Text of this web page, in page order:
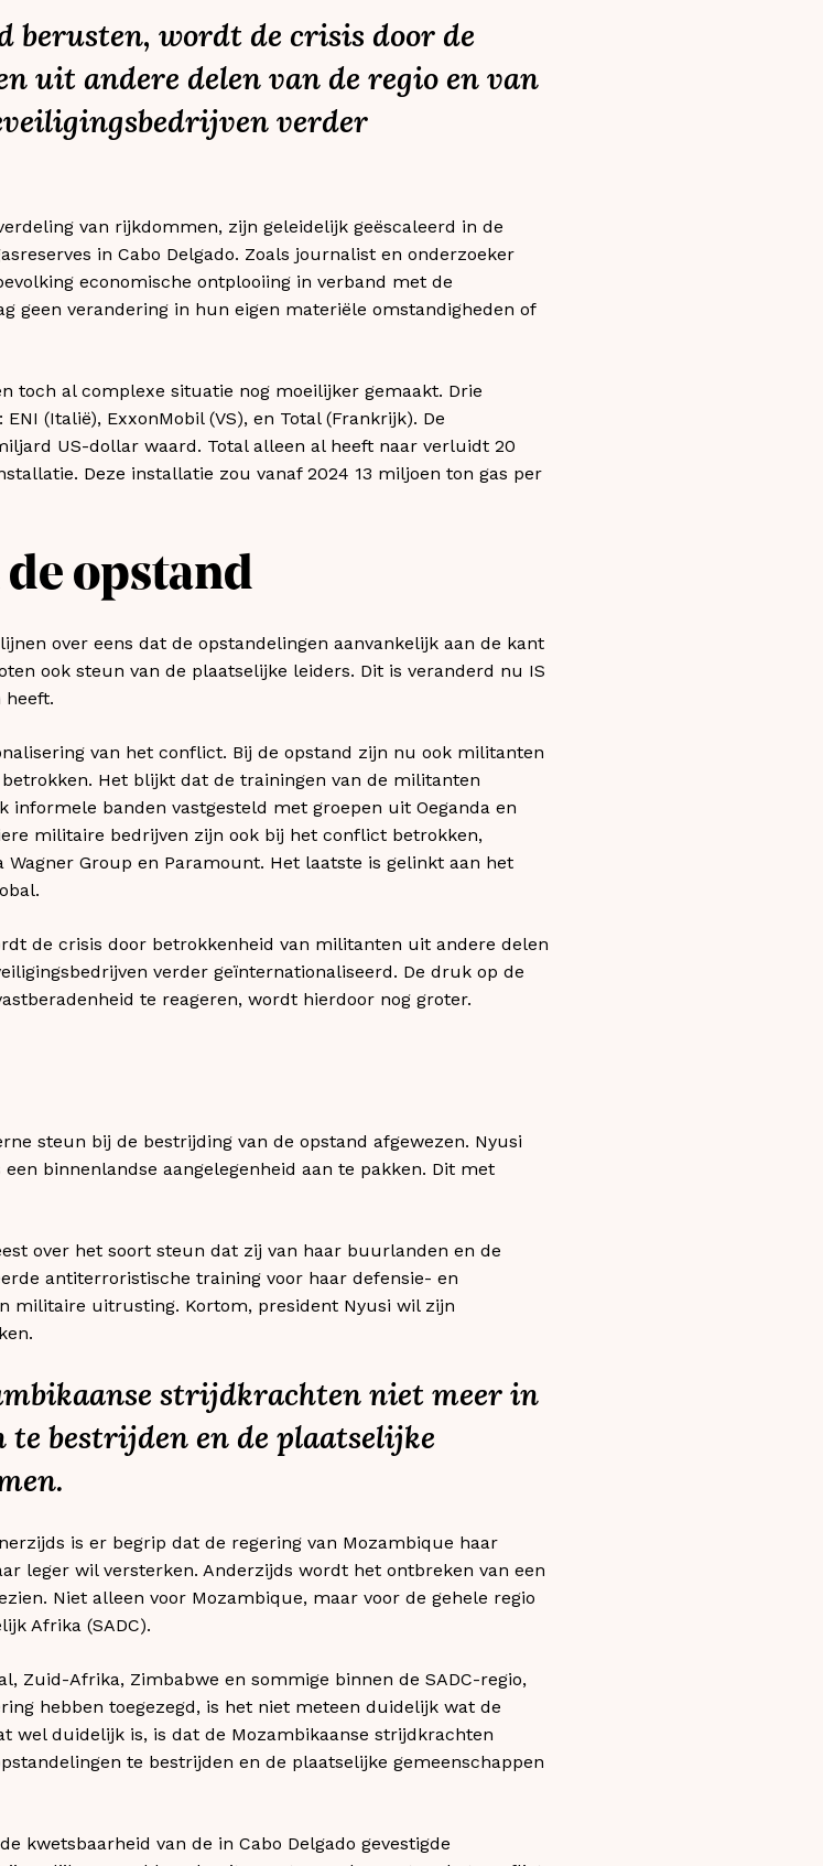
berusten, wordt de crisis door de
uit andere delen van de regio en van
verder
van rijkdommen, zijn geleidelijk geëscaleerd in de
in Cabo Delgado. Zoals journalist en onderzoeker
economische ontplooiing in verband met de
geen verandering in hun eigen materiële omstandigheden of
toch al complexe situatie nog moeilijker gemaakt. Drie
(Italië), ExxonMobil (VS), en Total (Frankrijk). De
US-dollar waard. Total alleen al heeft naar verluidt 20
Deze installatie zou vanaf 2024 13 miljoen ton gas per
opstand
over eens dat de opstandelingen aanvankelijk aan de kant
ook steun van de plaatselijke leiders. Dit is veranderd nu IS
heeft.
van het conflict. Bij de opstand zijn nu ook militanten
Het blijkt dat de trainingen van de militanten
informele banden vastgesteld met groepen uit Oeganda en
militaire bedrijven zijn ook bij het conflict betrokken,
Wagner Group en Paramount. Het laatste is gelinkt aan het
de crisis door betrokkenheid van militanten uit andere delen
verder geïnternationaliseerd. De druk op de
te reageren, wordt hierdoor nog groter.
steun bij de bestrijding van de opstand afgewezen. Nyusi
binnenlandse aangelegenheid aan te pakken. Dit met
over het soort steun dat zij van haar buurlanden en de
antiterroristische training voor haar defensie- en
militaire uitrusting. Kortom, president Nyusi wil zijn
strijdkrachten niet meer in
bestrijden en de plaatselijke
is er begrip dat de regering van Mozambique haar
leger wil versterken. Anderzijds wordt het ontbreken van een
Niet alleen voor Mozambique, maar voor de gehele regio
Afrika (SADC).
Zuid-Afrika, Zimbabwe en sommige binnen de SADC-regio,
hebben toegezegd, is het niet meteen duidelijk wat de
wel duidelijk is, is dat de Mozambikaanse strijdkrachten
te bestrijden en de plaatselijke gemeenschappen
kwetsbaarheid van de in Cabo Delgado gevestigde